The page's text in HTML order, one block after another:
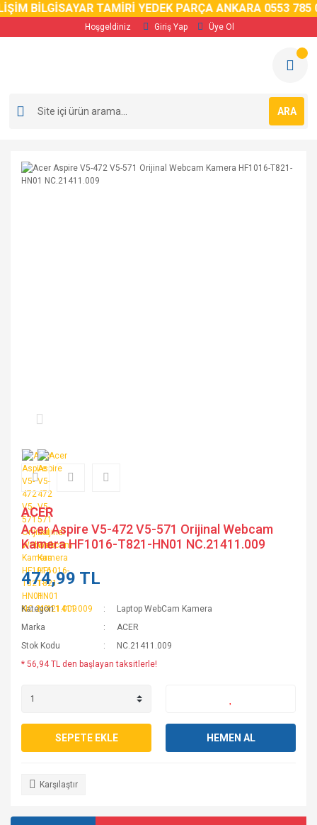
BİLGİSAYAR TAMİRİ YEDEK PARÇA ANKARA 0553 785 02
Hoşgeldiniz Giriş Yap Üye Ol
ARA
ACER
Acer Aspire V5-472 V5-571 Orijinal Webcam
Kamera HF1016-T821-HN01 NC.21411.009
474,99 TL
Kategori
Laptop WebCam Kamera
Marka
ACER
Stok Kodu
NC.21411.009
* 56,94 TL den başlayan taksitlerle!
SEPETE EKLE HEMEN AL
Karşılaştır